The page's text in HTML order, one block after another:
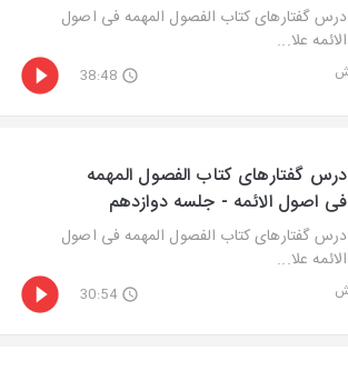
درس گفتارهای کتاب الفصول المهمه فی اصول
الائمه علا...
38:48
درس گفتارهای کتاب الفصول المهمه
فی اصول الائمه - جلسه دوازدهم
درس گفتارهای کتاب الفصول المهمه فی اصول
الائمه علا...
30:54